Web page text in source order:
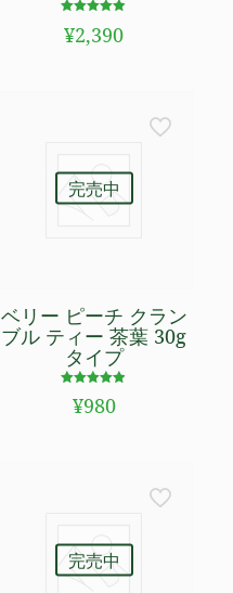
4.89
の評価
¥2,390
完売中
ベリー ピーチ クラン
ブル ティー 茶葉 30g
タイプ
4.88
¥980
完売中